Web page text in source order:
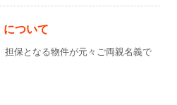
ついて
担保となる物件が元々ご両親名義で